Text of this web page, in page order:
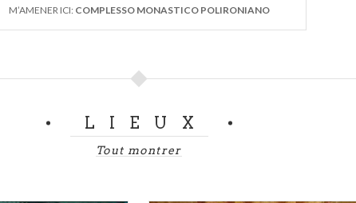
M’AMENER ICI: COMPLESSO MONASTICO POLIRONIANO
LIEUX
Tout montrer